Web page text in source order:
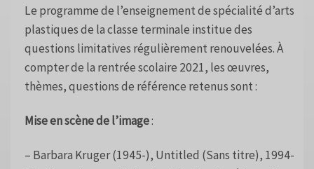
Le programme de l’enseignement de spécialité d’arts
plastiques de la classe terminale institue des
questions limitatives régulièrement renouvelées. À
compter de la rentrée scolaire 2021, les œuvres,
thèmes, questions de référence retenus sont :
Mise en scène de l’image:
– Barbara Kruger (1945-), Untitled (Sans titre), 1994-